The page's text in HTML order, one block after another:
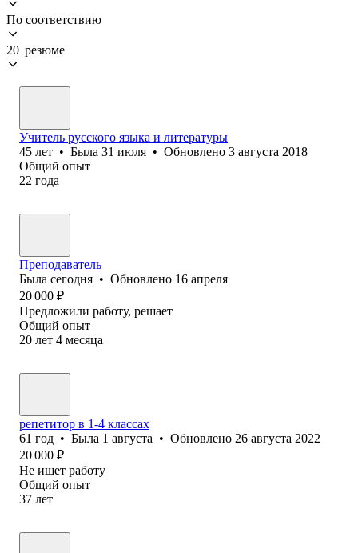
По соответствию
20 резюме
Учитель русского языка и литературы
45 лет • Была 31 июля • Обновлено 3 августа 2018
Общий опыт
22 года
Преподаватель
Была сегодня • Обновлено 16 апреля
20 000 ₽
Предложили работу, решает
Общий опыт
20 лет 4 месяца
репетитор в 1-4 классах
61 год • Была 1 августа • Обновлено 26 августа 2022
20 000 ₽
Не ищет работу
Общий опыт
37 лет